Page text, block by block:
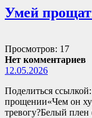
Умей
Просмотров: 17
Нет комментариев
12.05.2026
Поделиться
прощении«Чем он
тревогу?Белый